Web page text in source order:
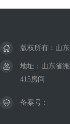
版权所有：山
地址：山东省
415房间
备案号：